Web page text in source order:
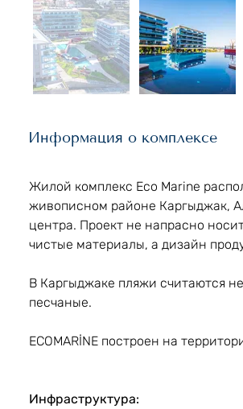
Информация о комплексе
Жилой комплекс Eco Marine
живописном районе Каргыджак,
центра. Проект не напрасно
чистые материалы, а дизайн
В Каргыджаке пляжи считаются
песчаные.
ECOMARİNE построен на
Инфраструктура: